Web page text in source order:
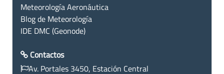
Meteorología Aeronáutica
Blog de Meteorología
IDE DMC (Geonode)
Contactos
Av. Portales 3450, Estación Central